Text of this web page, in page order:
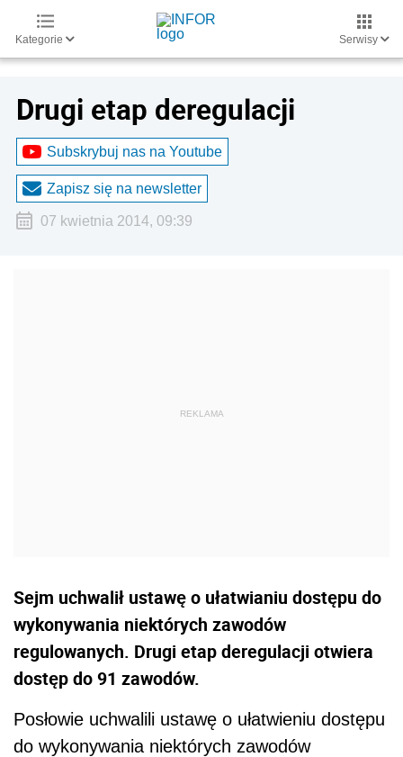
Kategorie Serwisy
Drugi etap deregulacji
Subskrybuj nas na Youtube
Zapisz się na newsletter
07 kwietnia 2014, 09:39
Sejm uchwalił ustawę o ułatwianiu dostępu do
wykonywania niektórych zawodów
regulowanych. Drugi etap deregulacji otwiera
dostęp do 91 zawodów.
Posłowie uchwalili ustawę o ułatwieniu dostępu
do wykonywania niektórych zawodów